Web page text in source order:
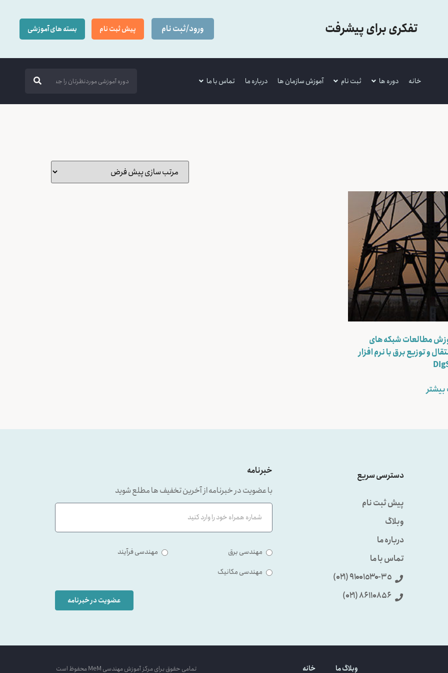
تفکری برای پیشرفت ورود/ثبت نام پیش ثبت نام بسته های آموزشی
خانه دوره ها ثبت نام آموزش سازمان ها درباره ما تماس با ما
مطالعات شبکه های
و توزیع برق با نرم افزار
بیشتر
دسترسی سریع
پیش ثبت نام
وبلاگ
درباره ما
تماس با ما
٩۱۰۰۱٥۳۰-۳٥ (۰۲۱)
86110856 (۰۲۱)
خبرنامه
با عضویت در خبرنامه از آخرین تخفیف ها مطلع شوید
مهندسی برق
مهندسی فرآیند
مهندسی مکانیک
عضویت در خبرنامه
وبلاگ ما خانه تمامی حقوق برای مرکز آموزش مهندسی MeM محفوظ است